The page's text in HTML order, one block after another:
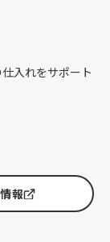
入れをサポート
報